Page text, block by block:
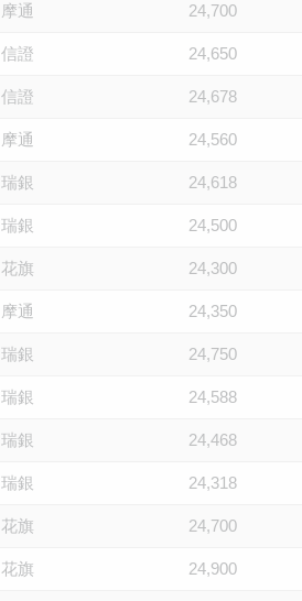
摩通 24,700
信證 24,650
信證 24,678
摩通 24,560
瑞銀 24,618
瑞銀 24,500
花旗 24,300
摩通 24,350
瑞銀 24,750
瑞銀 24,588
瑞銀 24,468
瑞銀 24,318
花旗 24,700
花旗 24,900